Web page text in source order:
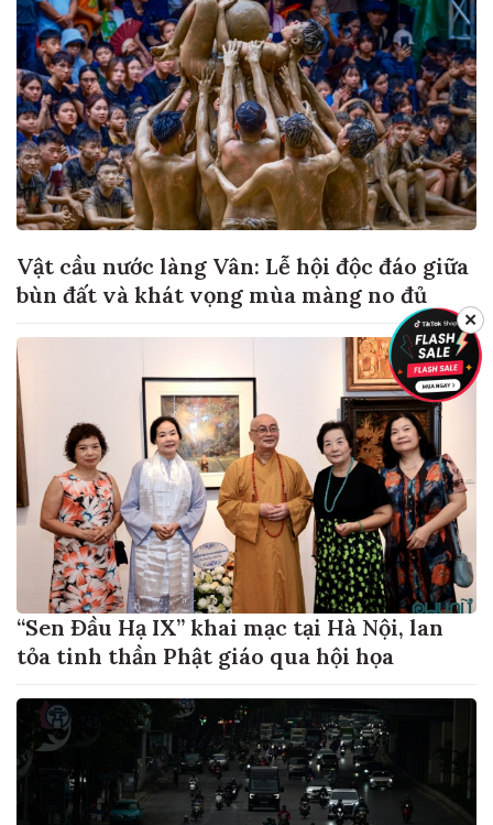
Vật cầu nước làng Vân: Lễ hội độc đáo giữa
bùn đất và khát vọng mùa màng no đủ
“Sen Đầu Hạ IX” khai mạc tại Hà Nội, lan
tỏa tinh thần Phật giáo qua hội họa
✕